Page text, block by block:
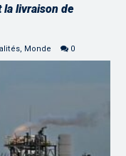
la livraison de
, Monde 0